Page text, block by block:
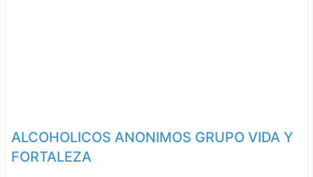
ALCOHOLICOS ANONIMOS GRUPO VIDA Y
FORTALEZA